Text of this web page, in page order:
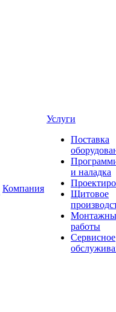
Компания
Услуги
Поставка
и наладка
Щитовое
работы
Сервисное